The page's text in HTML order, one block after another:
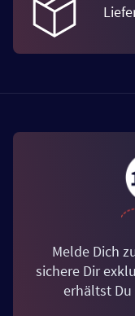
Melde Dich
sichere Dir
erhältst Du